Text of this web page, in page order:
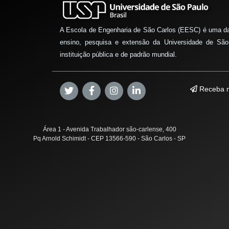
A Escola de Engenharia de São Carlos (EESC) é uma
ensino, pesquisa e extensão da Universidade de
instituição pública e de padrão mundial.
Receba
Área 1 - Avenida Trabalhador são-carlense, 400
Pq Arnold Schimidt - CEP 13566-590 - São Carlos - SP